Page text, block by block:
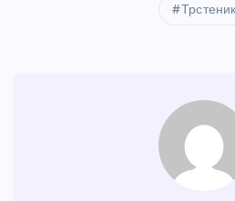
Трстеник